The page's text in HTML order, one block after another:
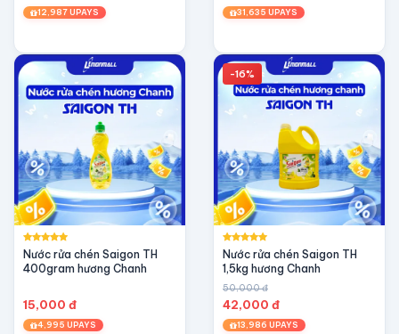
ủng hộ và tin tưởng của quý khách hàng.
12,987 UPAYS 31,635 UPAYS
Nước rửa chén Saigon TH
400gram hương Chanh
15,000 đ
4,995 UPAYS
-16%
Nước rửa chén Saigon TH
1,5kg hương Chanh
50,000 đ
42,000 đ
13,986 UPAYS